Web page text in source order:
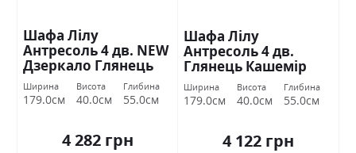
Шафа Лілу
Антресоль 4 дв. NEW
Дзеркало Глянець
Кашемір Міромарк
Ширина
179.0см
Висота
40.0см
Глибина
55.0см
4 282 грн
Шафа Лілу
Антресоль 4 дв.
Глянець Кашемір
Міромарк
Ширина
179.0см
Висота
40.0см
Глибина
55.0см
4 122 грн